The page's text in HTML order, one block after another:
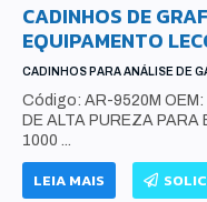
CADINHOS DE
EQUIPAMENTO
CADINHOS PARA ANÁLISE DE
Código: AR-9520M
DE ALTA PUREZA PARA
1000 ...
LEIA MAIS